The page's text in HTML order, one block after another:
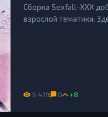
Сборка Sexfall-XXX
взрослой тематики.
5 419 0 +8